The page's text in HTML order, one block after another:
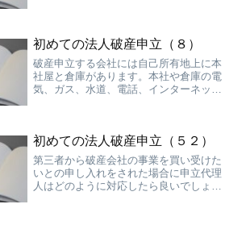
ている。前者は管財人がそれ...
初めての法人破産申立（８）
破産申立する会社には自己所有地上に本
社屋と倉庫があります。本社や倉庫の電
気、ガス、水道、電話、インターネット
しては解除することを考え...
初めての法人破産申立（５２）
第三者から破産会社の事業を買い受けた
いとの申し入れをされた場合に申立代理
人はどのように対応したら良いでしょう